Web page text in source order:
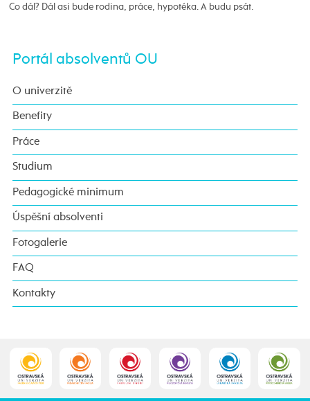
Co dál? Dál asi bude rodina, práce, hypotéka. A budu psát.
Portál absolventů OU
O univerzitě
Benefity
Práce
Studium
Pedagogické minimum
Úspěšní absolventi
Fotogalerie
FAQ
Kontakty